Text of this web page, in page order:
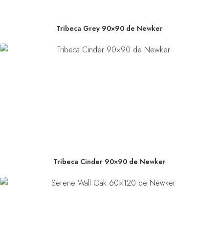
Tribeca Grey 90×90 de Newker
Tribeca Cinder 90×90 de Newker